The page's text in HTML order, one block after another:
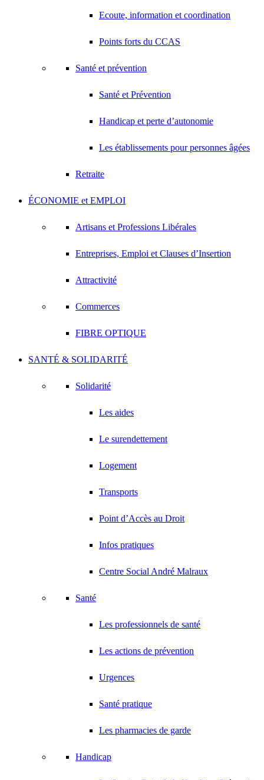
Ecoute, information et coordination
Points forts du CCAS
Santé et prévention
Santé et Prévention
Handicap et perte d’autonomie
Les établissements pour personnes âgées
Retraite
ÉCONOMIE et EMPLOI
Artisans et Professions Libérales
Entreprises, Emploi et Clauses d’Insertion
Attractivité
Commerces
FIBRE OPTIQUE
SANTÉ & SOLIDARITÉ
Solidarité
Les aides
Le surendettement
Logement
Transports
Point d’Accès au Droit
Infos pratiques
Centre Social André Malraux
Santé
Les professionnels de santé
Les actions de prévention
Urgences
Santé pratique
Les pharmacies de garde
Handicap